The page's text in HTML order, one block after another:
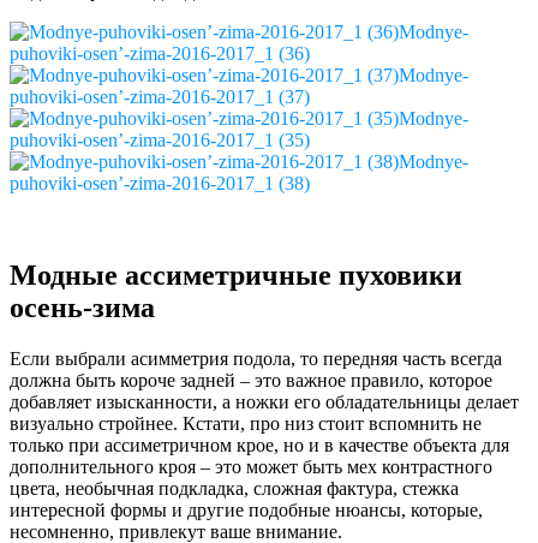
Modnye-
puhoviki-osen’-zima-2016-2017_1 (36)
Modnye-
puhoviki-osen’-zima-2016-2017_1 (37)
Modnye-
puhoviki-osen’-zima-2016-2017_1 (35)
Modnye-
puhoviki-osen’-zima-2016-2017_1 (38)
Модные ассиметричные пуховики
осень-зима
Если выбрали асимметрия подола, то передняя часть всегда
должна быть короче задней – это важное правило, которое
добавляет изысканности, а ножки его обладательницы делает
визуально стройнее. Кстати, про низ стоит вспомнить не
только при ассиметричном крое, но и в качестве объекта для
дополнительного кроя – это может быть мех контрастного
цвета, необычная подкладка, сложная фактура, стежка
интересной формы и другие подобные нюансы, которые,
несомненно, привлекут ваше внимание.